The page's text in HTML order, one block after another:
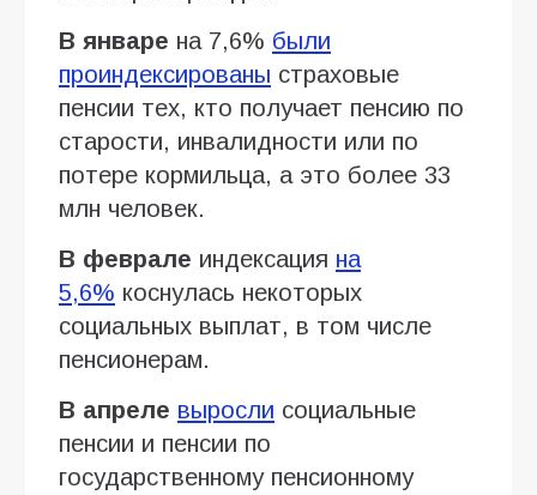
В январе на 7,6% были
проиндексированы страховые
пенсии тех, кто получает пенсию по
старости, инвалидности или по
потере кормильца, а это более 33
млн человек.
В феврале индексация на
5,6% коснулась некоторых
социальных выплат, в том числе
пенсионерам.
В апреле выросли социальные
пенсии и пенсии по
государственному пенсионному